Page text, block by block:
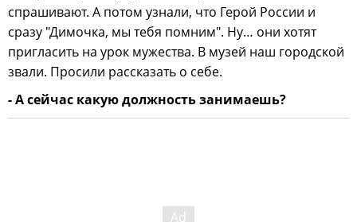
спрашивают. А потом узнали, что Герой России и
сразу "Димочка, мы тебя помним". Ну… они хотят
пригласить на урок мужества. В музей наш городской
звали. Просили рассказать о себе.
- А сейчас какую должность занимаешь?